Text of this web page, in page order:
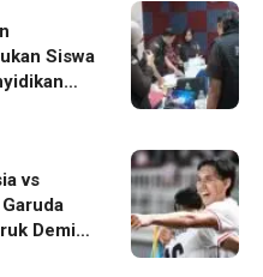
Siswa
vs
Demi
AFF